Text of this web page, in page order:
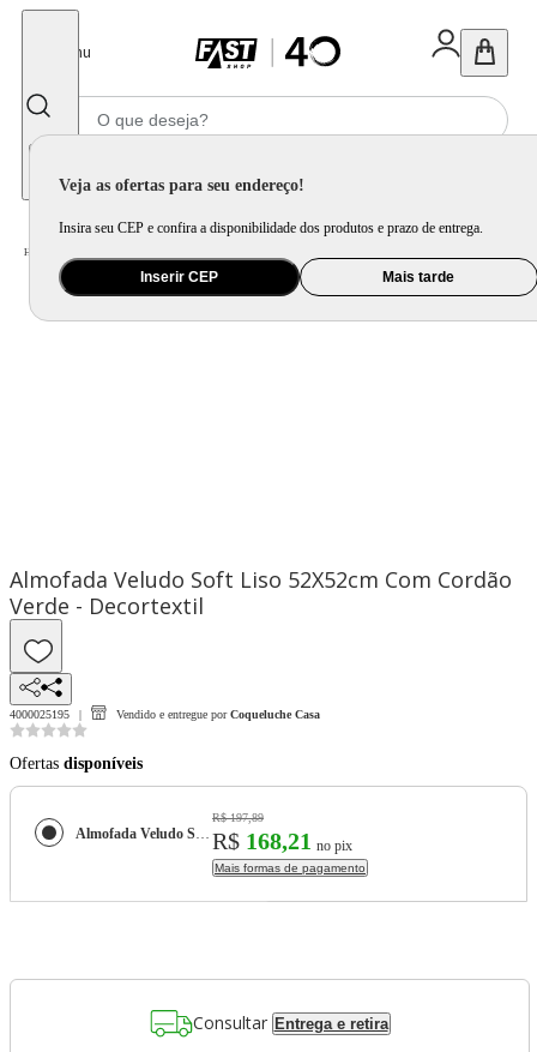
Menu
Veja as ofertas para seu endereço!
Insira seu CEP e confira a disponibilidade dos produtos e prazo de entrega.
Inserir CEP Mais tarde
Home
Almofada Veludo Soft Liso 52X52cm Com Cordão
Verde - Decortextil
4000025195 Vendido e entregue por Coqueluche Casa
Ofertas disponíveis
Almofada Veludo Soft Liso 52X52cm Com Cordão Verde - Decortextil
R$ 197,89
R$ 168,21 no pix
Mais formas de pagamento
Consultar Entrega e retira